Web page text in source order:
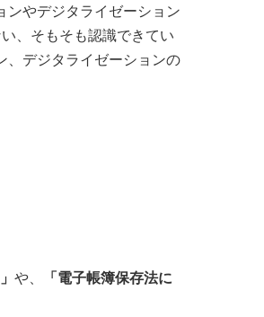
ンやデジタライゼーション
、そもそも認識できてい
、デジタライゼーションの
や、 「電子帳簿保存法に